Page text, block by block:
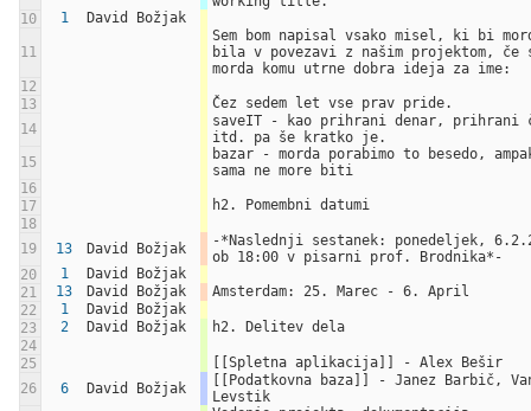
10
1 David Božjak
11
Sem bom napisal vsako misel, ki bi
bila v povezavi z našim projektom, če
morda komu utrne dobra ideja za ime:
12
13
Čez sedem let vse prav pride.
14
saveIT - kao prihrani denar, prihrani
itd. pa še kratko je.
15
bazar - morda porabimo to besedo,
sama ne more biti
16
17
h2. Pomembni datumi
18
19
13 David Božjak
-*Naslednji sestanek: ponedeljek,
ob 18:00 v pisarni prof. Brodnika*-
20
1
David Božjak
21
13 David Božjak
Amsterdam: 25. Marec - 6. April
22
1
David Božjak
23
2 David Božjak
h2. Delitev dela
24
25
[[Spletna aplikacija]] - Alex Bešir
26
6 David Božjak
[[Podatkovna baza]] - Janez Barbič,
Levstik